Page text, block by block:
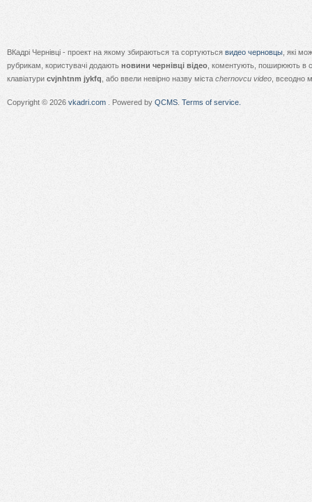
ВКадрі Чернівці - проект на якому збираються та сортуються видео черновцы , які
рубрикам, користувачі додають новини чернівці відео , коментують, поширюють в
клавіатури cvjnhtnm jykfq , або ввели невірно назву міста chernovcu video , всеодно
Copyright © 2026 vkadri.com . Powered by QCMS Terms of service.